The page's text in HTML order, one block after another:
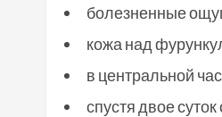
болезненные
кожа над
в центральной
спустя двое